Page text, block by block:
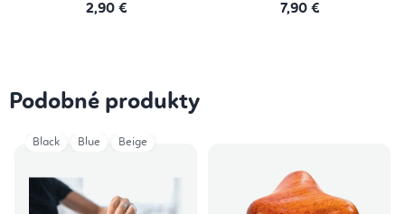
2,90 €
7,90 €
Podobné produkty
Black Blue Beige